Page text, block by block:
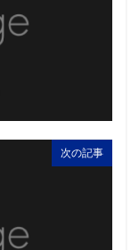
次の記事